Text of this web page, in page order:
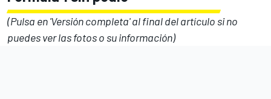
(Pulsa en 'Versión completa' al final del artículo si no
puedes ver las fotos o su información)